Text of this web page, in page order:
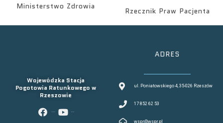
Ministerstwo Zdrowia
Rzecznik Praw Pacjenta
Wojewódzka Stacja
Pogotowia Ratunkowego w
Rzeszowie
ADRES
ul. Poniatowskiego 4, 35-026 Rzeszów
17 852 62 53
wspr@wspr.pl